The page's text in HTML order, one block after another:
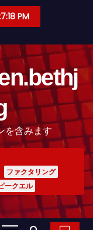
PM
を含みます
ファクタリング
ークエル